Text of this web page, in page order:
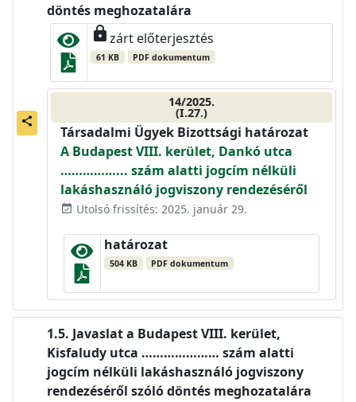
share
döntés meghozatalára
lockzárt előterjesztés
61 KB PDF dokumentum
14/2025.
(I.27.)
Társadalmi Ügyek Bizottsági határozat
A Budapest VIII. kerület, Dankó utca
……………... szám alatti jogcím nélküli
lakáshasználó jogviszony rendezéséről
event_available Utolsó frissítés: 2025. január 29.
határozat
504 KB PDF dokumentum
Javaslat a Budapest VIII. kerület,
Kisfaludy utca ………………… szám alatti
jogcím nélküli lakáshasználó jogviszony
rendezéséről szóló döntés meghozatalára